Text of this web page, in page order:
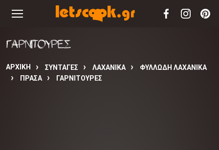
ΓΑΡΝΙΤΟΥΡΕΣ
ΑΡΧΙΚΉ ΣΥΝΤΑΓΈΣ ΛΑΧΑΝΙΚΑ
ΦΥΛΛΩΔΗ ΛΑΧΑΝΙΚΑ
ΠΡΑΣΑ
ΓΑΡΝΙΤΟΥΡΕΣ